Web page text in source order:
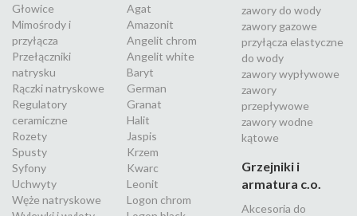
Głowice
Mimośrody i
przyłącza
Przełączniki
natrysku
Rączki natryskowe
Regulatory
ceramiczne
Rozety
Spusty
Syfony
Uchwyty
Węże natryskowe
Agat
Amazonit
Angelit chrom
Angelit white
Baryt
German
Granat
Halit
Jaspis
Krzem
Kwarc
Leonit
Logon chrom
zawory do wody
zawory gazowe
przyłącza elastyczne
do wody
zawory wypływowe
zawory
przepływowe
zawory wodne
kątowe
Grzejniki i
armatura c.o.
Akcesoria do